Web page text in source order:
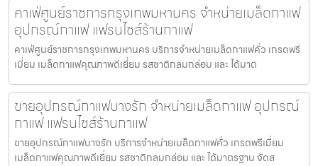
คาเฟ่ศูนย์ราชการกรุงเทพมหานคร จำหน่ายเมล็ดกาแฟ
อุปกรณ์กาแฟ แฟรนไชส์ร้านกาแฟ
คาเฟ่ศูนย์ราชการกรุงเทพมหานคร บริการจำหน่ายเมล็ดกาแฟคั่ว เกรดพรี
เมี่ยม เมล็ดกาแฟคุณภาพดีเยี่ยม รสชาติกลมกล่อม และ ได้มาต
ขายอุปกรณ์กาแฟบางรัก จำหน่ายเมล็ดกาแฟ อุปกรณ์
กาแฟ แฟรนไชส์ร้านกาแฟ
ขายอุปกรณ์กาแฟบางรัก บริการจำหน่ายเมล็ดกาแฟคั่ว เกรดพรีเมี่ยม
เมล็ดกาแฟคุณภาพดีเยี่ยม รสชาติกลมกล่อม และ ได้มาตรฐาน จัดส